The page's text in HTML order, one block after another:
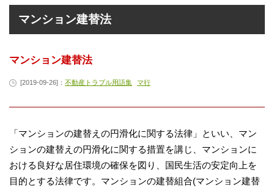
マンション建替法
マンション建替法
[2019-09-26]： 不動産トラブル用語集 マ行
「マンションの建替えの円滑化に関する法律」といい、マン
ションの建替えの円滑化に関する措置を講じ、マンションに
おける良好な居住環境の確保を図り、国民生活の安定向上を
目的とする法律です。マンションの建替組合(マンション建替